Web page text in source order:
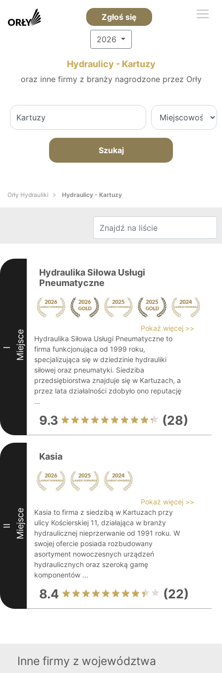
Zgłoś się
2026
Hydraulicy - Kartuzy
oraz inne firmy z branży nagrodzone przez Orły
Szukaj
Orły Hydrauliki Hydraulicy - Kartuzy
I Miejsce
Hydraulika Siłowa Usługi
Pneumatyczne
Pokaż więcej >>
Hydraulika Siłowa Usługi Pneumatyczne to
firma funkcjonująca od 1999 roku,
specjalizująca się w dziedzinie hydrauliki
siłowej oraz pneumatyki. Siedziba
przedsiębiorstwa znajduje się w Kartuzach, a
przez lata działalności zdobyło ono reputację
...
9.3 (28)
II Miejsce
Kasia
Pokaż więcej >>
Kasia to firma z siedzibą w Kartuzach przy
ulicy Kościerskiej 11, działająca w branży
hydraulicznej nieprzerwanie od 1991 roku. W
swojej ofercie posiada rozbudowany
asortyment nowoczesnych urządzeń
hydraulicznych oraz szeroką gamę
komponentów ...
8.4 (22)
Inne firmy z województwa